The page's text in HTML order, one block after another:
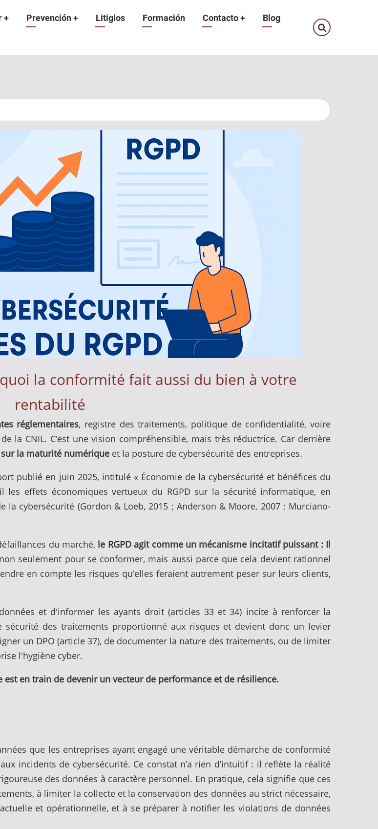
+ Prevención+ Litigios Formación Contacto+
Blog
la conformité fait aussi du bien à votre
rentabilité
réglementaires, registre des traitements, politique de confidentialité, voire
la CNIL. C’est une vision compréhensible, mais très réductrice. Car derrière
la maturité numérique et la posture de cybersécurité des entreprises.
publié en juin 2025, intitulé « Économie de la cybersécurité et bénéfices du
effets économiques vertueux du RGPD sur la sécurité informatique, en
la cybersécurité (Gordon & Loeb, 2015 ; Anderson & Moore, 2007 ; Murciano-
du marché, le RGPD agit comme un mécanisme incitatif puissant : Il
seulement pour se conformer, mais aussi parce que cela devient rationnel
en compte les risques qu’elles feraient autrement peser sur leurs clients,
et d'informer les ayants droit (articles 33 et 34) incite à renforcer la
des traitements proportionné aux risques et devient donc un levier
un DPO (article 37), de documenter la nature des traitements, ou de limiter
l'hygiène cyber.
en train de devenir un vecteur de performance et de résilience.
que les entreprises ayant engagé une véritable démarche de conformité
incidents de cybersécurité. Ce constat n’a rien d’intuitif : il reflète la réalité
des données à caractère personnel. En pratique, cela signifie que ces
à limiter la collecte et la conservation des données au strict nécessaire,
et opérationnelle, et à se préparer à notifier les violations de données